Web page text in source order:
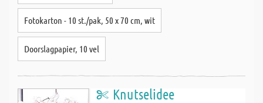
Fotokarton - 10 st./pak, 50 x 70 cm, wit
Doorslagpapier, 10 vel
Knutselidee